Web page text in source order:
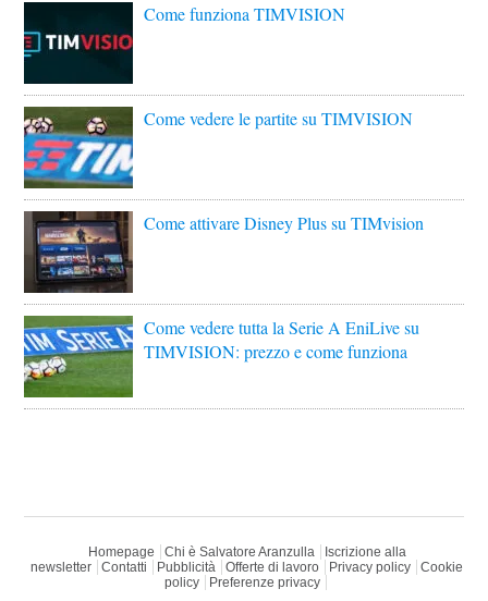
Come funziona TIMVISION
Come vedere le partite su TIMVISION
Come attivare Disney Plus su TIMvision
Come vedere tutta la Serie A EniLive su
TIMVISION: prezzo e come funziona
Homepage Chi è Salvatore Aranzulla
Iscrizione alla
newsletter
Contatti Pubblicità Offerte di lavoro Privacy policy
Cookie
policy
Preferenze privacy